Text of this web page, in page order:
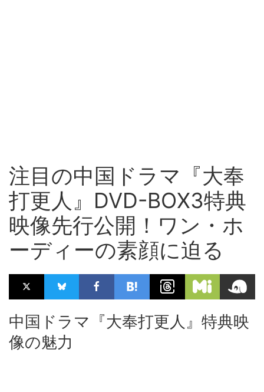
注目の中国ドラマ『大奉
打更人』DVD-BOX3特典
映像先行公開！ワン・ホ
ーディーの素顔に迫る
中国ドラマ『大奉打更人』特典映
像の魅力